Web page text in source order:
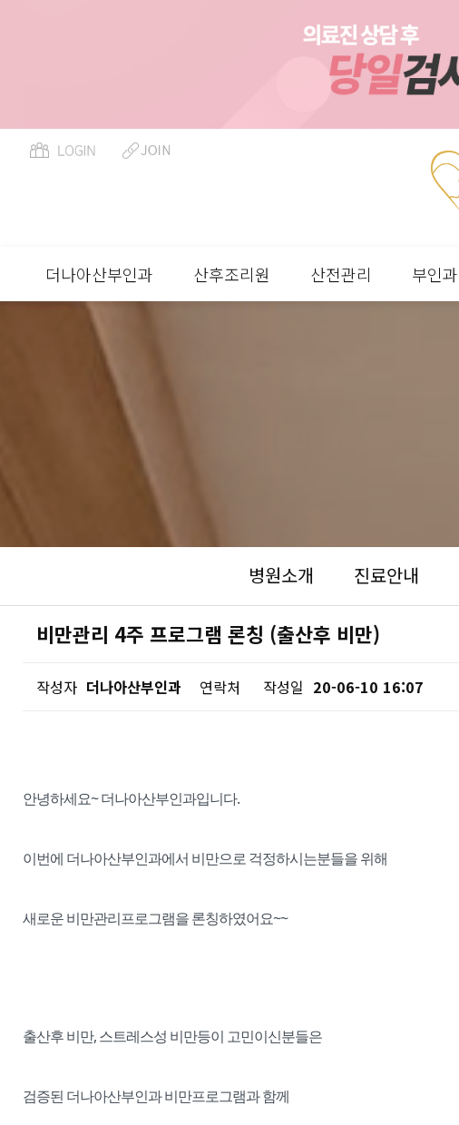
더나아산부인과 산후조리원 산전관리 부인과
하위분류
병원소개 진료안내
비만관리 4주 프로그램 론칭 (출산후 비만)
작성자 더나아산부인과 연락처 작성일 20-06-10 16:07
안녕하세요~ 더나아산부인과입니다.
이번에 더나아산부인과에서 비만으로 걱정하시는분들을 위해
새로운 비만관리프로그램을 론칭하였어요~~
출산후 비만, 스트레스성 비만등이 고민이신분들은
검증된 더나아산부인과 비만프로그램과 함께